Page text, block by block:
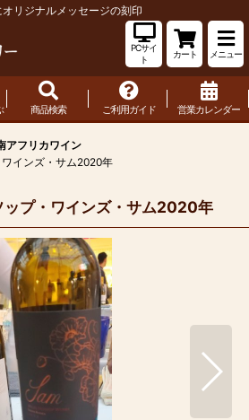
リジナルメッセージの刻印
PCサイ
ト
カート メニュー
商品検索 ご利用ガイド 営業カレンダー
アフリカワイン
インズ・サム2020年
ップ・ワインズ・サム2020年